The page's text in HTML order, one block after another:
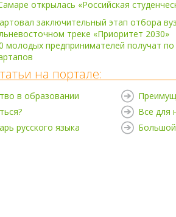
открылась «Российская
заключительный этап отбора
треке «Приоритет 2030»
молодых предпринимателей получат
на портале:
в образовании
русского языка
Все для
Большой